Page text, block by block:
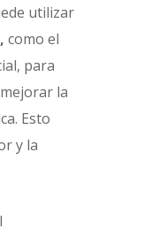
utilizar
como el
para
la
Esto
y la